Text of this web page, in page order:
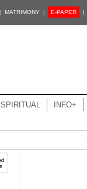
MATRIMONY | E-PAPER |
SPIRITUAL INFO+